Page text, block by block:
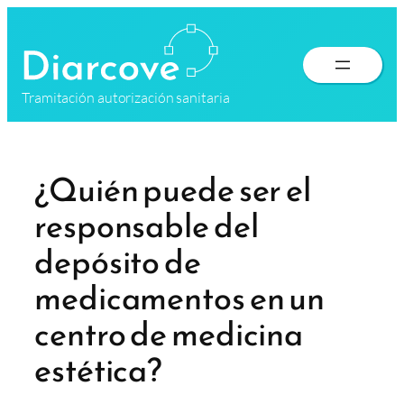
contenido
Tramitación autorización sanitaria
¿Quién puede ser el
responsable del
depósito de
medicamentos en un
centro de medicina
estética?